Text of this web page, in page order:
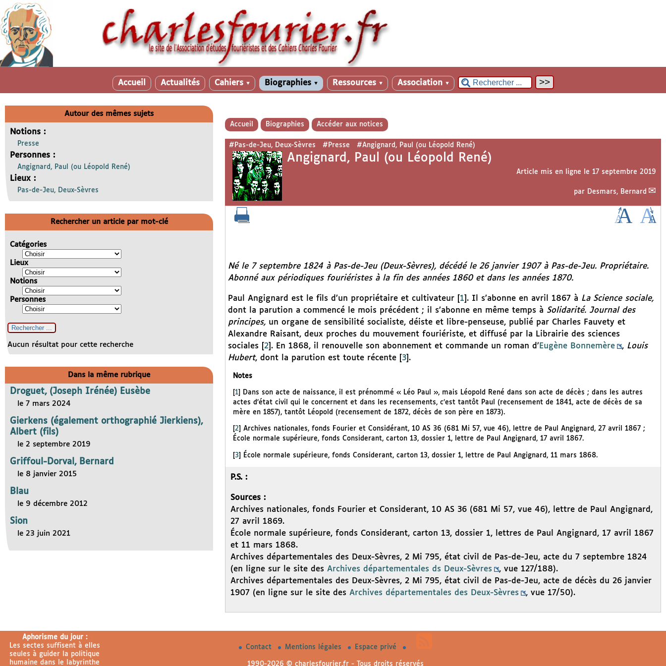
Accueil Actualités Cahiers ▼ Biographies ▼ Ressources ▼ Association ▼
Accueil Biographies Accéder aux notices
#Pas-de-Jeu, Deux-Sèvres #Presse #Angignard, Paul (ou Léopold René)
Angignard, Paul (ou Léopold René)
Article mis en ligne le 17 septembre 2019
par Desmars, Bernard
Né le 7 septembre 1824 à Pas-de-Jeu (Deux-Sèvres), décédé le 26 janvier 1907 à Pas-de-Jeu. Propriétaire.
Abonné aux périodiques fouriéristes à la fin des années 1860 et dans les années 1870.
Paul Angignard est le fils d’un propriétaire et cultivateur[ 1 . Il s’abonne en avril 1867 à La Science sociale,
dont la parution a commencé le mois précédent ; il s’abonne en même temps à Solidarité. Journal des
principes, un organe de sensibilité socialiste, déiste et libre-penseuse, publié par Charles Fauvety et
Alexandre Raisant, deux proches du mouvement fouriériste, et diffusé par la Librairie des sciences
sociales
2] . En 1868, il renouvelle son abonnement et commande un roman d’ Eugène Bonnemère , Louis
Hubert, dont la parution est toute récente[ 3] .
Notes
[1]
Dans son acte de naissance, il est prénommé « Léo Paul », mais Léopold René dans son acte de décès ; dans les autres
actes d’état civil qui le concernent et dans les recensements, c’est tantôt Paul (recensement de 1841, acte de décès de sa
mère en 1857), tantôt Léopold (recensement de 1872, décès de son père en 1873).
2
Archives nationales, fonds Fourier et Considérant, 10 AS 36 (681 Mi 57, vue 46), lettre de Paul Angignard, 27 avril 1867 ;
École normale supérieure, fonds Considerant, carton 13, dossier 1, lettre de Paul Angignard, 17 avril 1867.
[3] École normale supérieure, fonds Considerant, carton 13, dossier 1, lettre de Paul Angignard, 11 mars 1868.
P.S. :
Sources :
Archives nationales, fonds Fourier et Considerant, 10 AS 36 (681 Mi 57, vue 46), lettre de Paul Angignard,
27 avril 1869.
École normale supérieure, fonds Considerant, carton 13, dossier 1, lettres de Paul Angignard, 17 avril 1867
et 11 mars 1868.
Archives départementales des Deux-Sèvres, 2 Mi 795, état civil de Pas-de-Jeu, acte du 7 septembre 1824
(en ligne sur le site des Archives départementales ds Deux-Sèvres
, vue 127/188).
Archives départementales des Deux-Sèvres, 2 Mi 795, état civil de Pas-de-Jeu, acte de décès du 26 janvier
1907 (en ligne sur le site des Archives départementales des Deux-Sèvres , vue 17/50).
Autour des mêmes sujets
Notions :
Presse
Personnes :
Angignard, Paul (ou Léopold René)
Lieux :
Pas-de-Jeu, Deux-Sèvres
Rechercher un article par mot-clé
Catégories
Lieux
Notions
Personnes
Aucun résultat pour cette recherche
Dans la même rubrique
Droguet, (Joseph Irénée) Eusèbe
le 7 mars 2024
Gierkens (également orthographié Jierkiens),
Albert (fils)
le 2 septembre 2019
Griffoul-Dorval, Bernard
le 8 janvier 2015
Blau
le 9 décembre 2012
Sion
le 23 juin 2021
Aphorisme du jour :
Les sectes suffisent à elles
seules à guider la politique
humaine dans le labyrinthe
Contact Mentions légales Espace privé
1990-2026 © charlesfourier.fr - Tous droits réservés